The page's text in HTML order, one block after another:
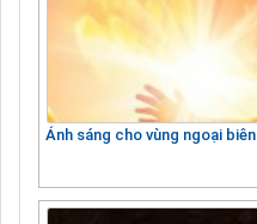
Ánh sáng cho vùng ngoại biên